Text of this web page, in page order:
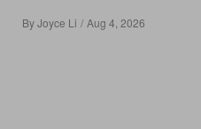
ByJoyce Li / Aug 4, 2026